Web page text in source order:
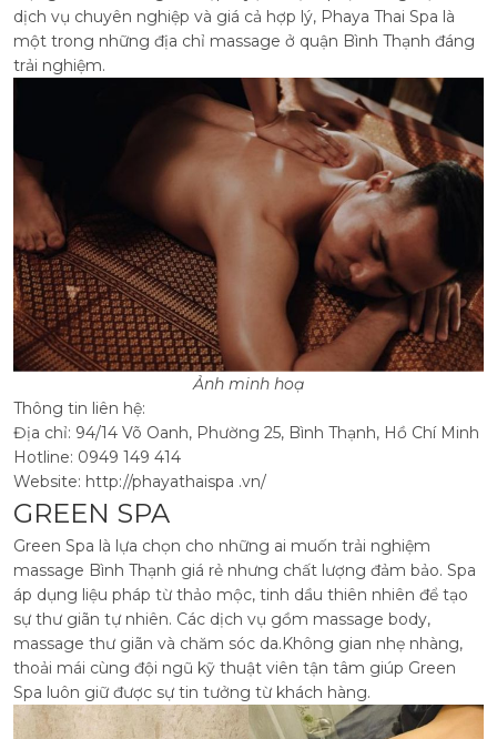
dịch vụ chuyên nghiệp và giá cả hợp lý, Phaya Thai Spa là
một trong những địa chỉ massage ở quận Bình Thạnh đáng
trải nghiệm.
Ảnh minh hoạ
Thông tin liên hệ:
Địa chỉ: 94/14 Võ Oanh, Phường 25, Bình Thạnh, Hồ Chí Minh
Hotline: 0949 149 414
Website: http://phayathaispa .vn/
GREEN SPA
Green Spa là lựa chọn cho những ai muốn trải nghiệm
massage Bình Thạnh giá rẻ nhưng chất lượng đảm bảo. Spa
áp dụng liệu pháp từ thảo mộc, tinh dầu thiên nhiên để tạo
sự thư giãn tự nhiên. Các dịch vụ gồm massage body,
massage thư giãn và chăm sóc da.Không gian nhẹ nhàng,
thoải mái cùng đội ngũ kỹ thuật viên tận tâm giúp Green
Spa luôn giữ được sự tin tưởng từ khách hàng.